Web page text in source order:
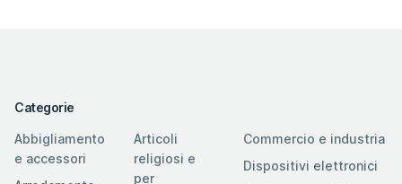
Categorie
Abbigliamento
e accessori
Articoli
religiosi e
per
Commercio e industria
Dispositivi elettronici